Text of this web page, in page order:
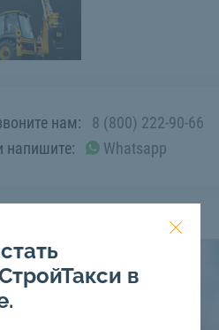
нам:
8 (800) 222-90-66
напишите:
Whatsapp
в